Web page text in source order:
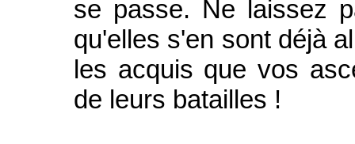
se passe. Ne laissez
qu'elles s'en sont déjà
les acquis que vos
de leurs batailles !